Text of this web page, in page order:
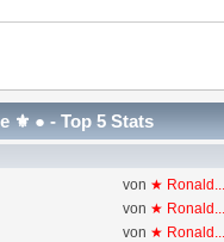
⚜ ● - Top 5 Stats
von ★ Ronald...
von ★ Ronald...
von ★ Ronald...